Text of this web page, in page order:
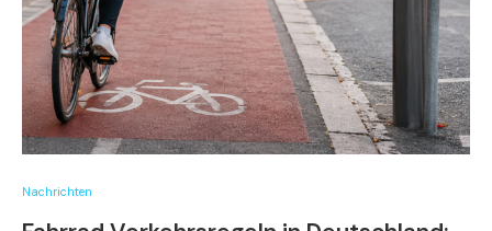
Nachrichten